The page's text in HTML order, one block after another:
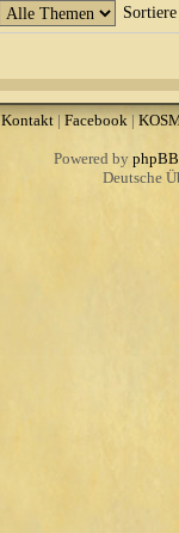
Kontakt|Facebook|
Powered by phpBB
Deutsche